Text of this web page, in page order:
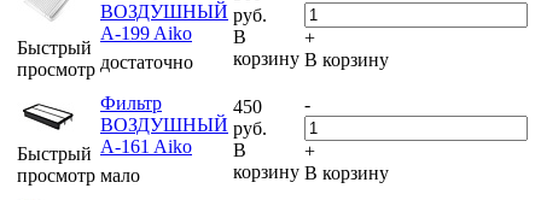
Быстрый
просмотр
ВОЗДУШНЫЙ
A-199 Aiko
достаточно
руб.
В
корзину
+
В корзину
Быстрый
просмотр
Фильтр
ВОЗДУШНЫЙ
A-161 Aiko
мало
450
руб.
В
корзину
-
+
В корзину